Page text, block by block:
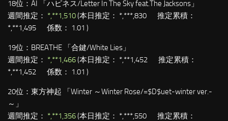
18位： AI 「ハピネス/Letter In The Sky feat.The Jacksons」
週間推定： *,**1,510(本日推定： *,***,830 推定累積：
*,**1,495 係数： 1.01 )
19位： BREATHE 「合鍵/White Lies」
週間推定： *,**1,466(本日推定： *,**1,452 推定累積：
*,**1,452 係数： 1.01 )
20位： 東方神起 「Winter ～Winter Rose/=$D$uet-winter ver.-
～」
週間推定： *,**1,356(本日推定： *,***,550 推定累積：